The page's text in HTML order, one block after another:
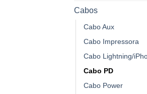
Cabos
Cabo Aux
Cabo Impressora
Cabo Lightning/
Cabo PD
Cabo Power